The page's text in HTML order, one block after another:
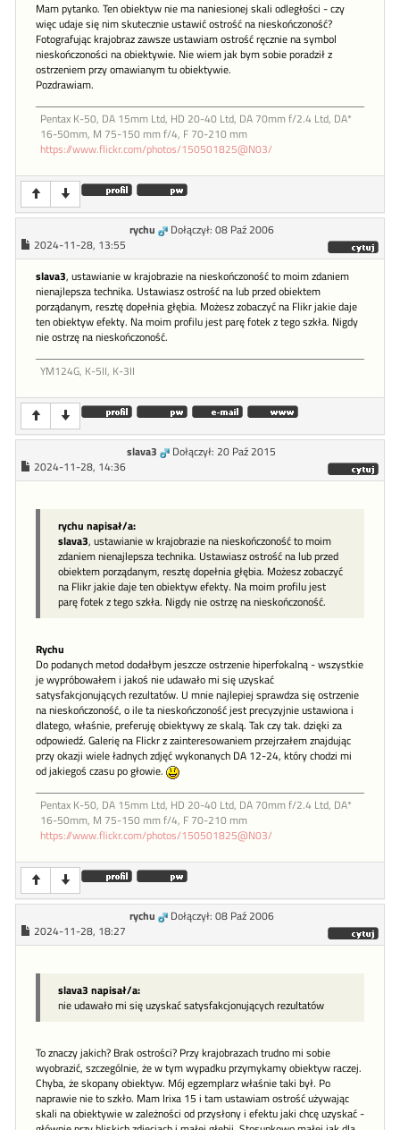
Mam pytanko. Ten obiektyw nie ma naniesionej skali odległości - czy
więc udaje się nim skutecznie ustawić ostrość na nieskończoność?
Fotografując krajobraz zawsze ustawiam ostrość ręcznie na symbol
nieskończoności na obiektywie. Nie wiem jak bym sobie poradził z
ostrzeniem przy omawianym tu obiektywie.
Pozdrawiam.
Pentax K-50, DA 15mm Ltd, HD 20-40 Ltd, DA 70mm f/2.4 Ltd, DA*
16-50mm, M 75-150 mm f/4, F 70-210 mm
https://www.flickr.com/photos/150501825@N03/
rychu
Dołączył: 08 Paź 2006
2024-11-28, 13:55
slava3, ustawianie w krajobrazie na nieskończoność to moim zdaniem
nienajlepsza technika. Ustawiasz ostrość na lub przed obiektem
porządanym, resztę dopełnia głębia. Możesz zobaczyć na Flikr jakie daje
ten obiektyw efekty. Na moim profilu jest parę fotek z tego szkła. Nigdy
nie ostrzę na nieskończoność.
YM124G, K-5II, K-3II
slava3
Dołączył: 20 Paź 2015
2024-11-28, 14:36
rychu napisał/a:
slava3, ustawianie w krajobrazie na nieskończoność to moim
zdaniem nienajlepsza technika. Ustawiasz ostrość na lub przed
obiektem porządanym, resztę dopełnia głębia. Możesz zobaczyć
na Flikr jakie daje ten obiektyw efekty. Na moim profilu jest
parę fotek z tego szkła. Nigdy nie ostrzę na nieskończoność.
Rychu
Do podanych metod dodałbym jeszcze ostrzenie hiperfokalną - wszystkie
je wypróbowałem i jakoś nie udawało mi się uzyskać
satysfakcjonujących rezultatów. U mnie najlepiej sprawdza się ostrzenie
na nieskończoność, o ile ta nieskończoność jest precyzyjnie ustawiona i
dlatego, właśnie, preferuję obiektywy ze skalą. Tak czy tak. dzięki za
odpowiedź. Galerię na Flickr z zainteresowaniem przejrzałem znajdując
przy okazji wiele ładnych zdjęć wykonanych DA 12-24, który chodzi mi
od jakiegoś czasu po głowie.
Pentax K-50, DA 15mm Ltd, HD 20-40 Ltd, DA 70mm f/2.4 Ltd, DA*
16-50mm, M 75-150 mm f/4, F 70-210 mm
https://www.flickr.com/photos/150501825@N03/
rychu
Dołączył: 08 Paź 2006
2024-11-28, 18:27
slava3 napisał/a:
nie udawało mi się uzyskać satysfakcjonujących rezultatów
To znaczy jakich? Brak ostrości? Przy krajobrazach trudno mi sobie
wyobrazić, szczególnie, że w tym wypadku przymykamy obiektyw raczej.
Chyba, że skopany obiektyw. Mój egzemplarz właśnie taki był. Po
naprawie nie to szkło. Mam Irixa 15 i tam ustawiam ostrość używając
skali na obiektywie w zależności od przysłony i efektu jaki chcę uzyskać -